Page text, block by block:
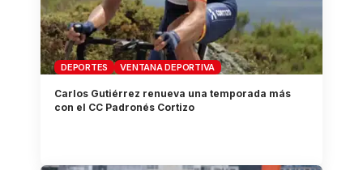
DEPORTES VENTANA DEPORTIVA
Carlos Gutiérrez renueva una temporada más
con el CC Padronés Cortizo